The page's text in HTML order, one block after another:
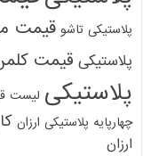
پلاستیکی تاشو قیمت
پلاستیکی قیمت
پلاستیکی لیست
چهارپایه پلاستیکی ارزان
ارزان